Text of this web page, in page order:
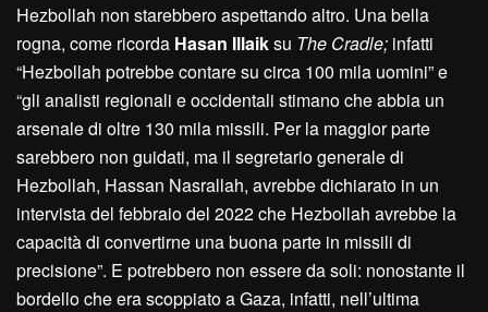
Hezbollah non starebbero aspettando altro. Una bella
rogna, come ricorda Hasan Illaiksu The Cradle; infatti
“Hezbollah potrebbe contare su circa 100 mila uomini” e
“gli analisti regionali e occidentali stimano che abbia un
arsenale di oltre 130 mila missili. Per la maggior parte
sarebbero non guidati, ma il segretario generale di
Hezbollah, Hassan Nasrallah, avrebbe dichiarato in un
intervista del febbraio del 2022 che Hezbollah avrebbe la
capacità di convertirne una buona parte in missili di
precisione”. E potrebbero non essere da soli: nonostante il
bordello che era scoppiato a Gaza, infatti, nell’ultima